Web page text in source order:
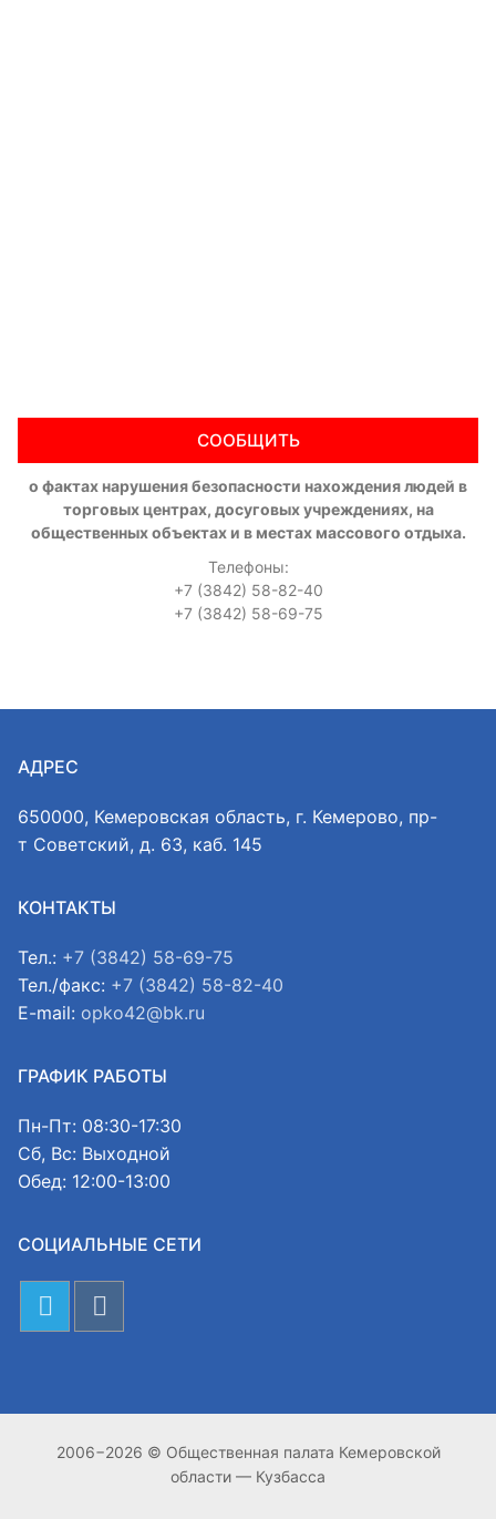
СООБЩИТЬ
о фактах нарушения безопасности нахождения людей в
торговых центрах, досуговых учреждениях, на
общественных объектах и в местах массового отдыха.
Телефоны:
+7 (3842) 58-82-40
+7 (3842) 58-69-75
АДРЕС
650000, Кемеровская область, г. Кемерово, пр-
т Советский, д. 63, каб. 145
КОНТАКТЫ
Тел.: +7 (3842) 58-69-75
Тел./факс: +7 (3842) 58-82-40
E-mail: opko42@bk.ru
ГРАФИК РАБОТЫ
Пн-Пт: 08:30-17:30
Сб, Вс: Выходной
Обед: 12:00-13:00
СОЦИАЛЬНЫЕ СЕТИ
2006−2026 © Общественная палата Кемеровской
области — Кузбасса